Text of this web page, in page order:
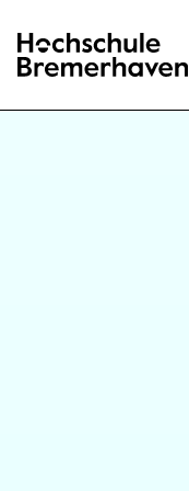
Hochschule Bremerhaven